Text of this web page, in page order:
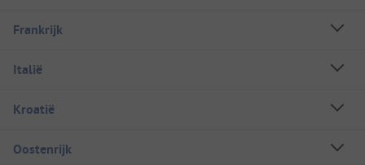
Frankrijk
Italië
Kroatië
Oostenrijk